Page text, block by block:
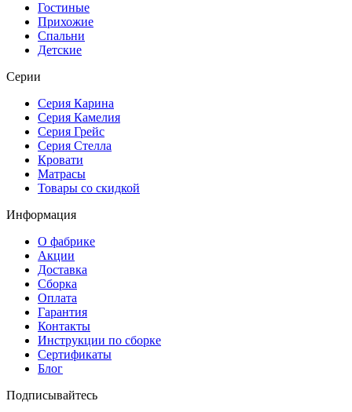
Гостиные
Прихожие
Спальни
Детские
Серии
Серия Карина
Серия Камелия
Серия Грейс
Серия Стелла
Кровати
Матрасы
Товары со скидкой
Информация
О фабрике
Акции
Доставка
Сборка
Оплата
Гарантия
Контакты
Инструкции по сборке
Сертификаты
Блог
Подписывайтесь